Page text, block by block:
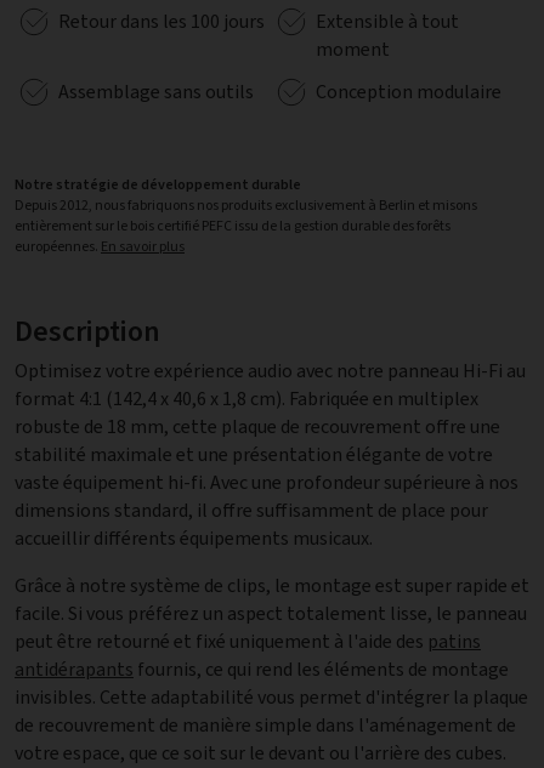
Retour dans les 100 jours
Extensible à tout
moment
Assemblage sans outils
Conception modulaire
Notre stratégie de développement durable
Depuis 2012, nous fabriquons nos produits exclusivement à Berlin et misons
entièrement sur le bois certifié PEFC issu de la gestion durable des forêts
européennes. En savoir plus
Description
Optimisez votre expérience audio avec notre panneau Hi-Fi au
format 4:1 (142,4 x 40,6 x 1,8 cm). Fabriquée en multiplex
robuste de 18 mm, cette plaque de recouvrement offre une
stabilité maximale et une présentation élégante de votre
vaste équipement hi-fi. Avec une profondeur supérieure à nos
dimensions standard, il offre suffisamment de place pour
accueillir différents équipements musicaux.
Grâce à notre système de clips, le montage est super rapide et
facile. Si vous préférez un aspect totalement lisse, le panneau
peut être retourné et fixé uniquement à l'aide des patins
antidérapants fournis, ce qui rend les éléments de montage
invisibles. Cette adaptabilité vous permet d'intégrer la plaque
de recouvrement de manière simple dans l'aménagement de
votre espace, que ce soit sur le devant ou l'arrière des cubes.